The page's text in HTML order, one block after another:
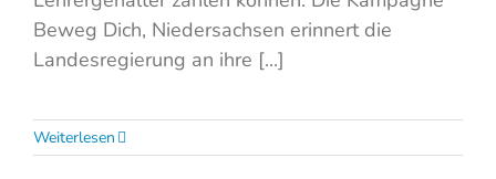
Beweg Dich, Niedersachsen erinnert die
Landesregierung an ihre [...]
Weiterlesen